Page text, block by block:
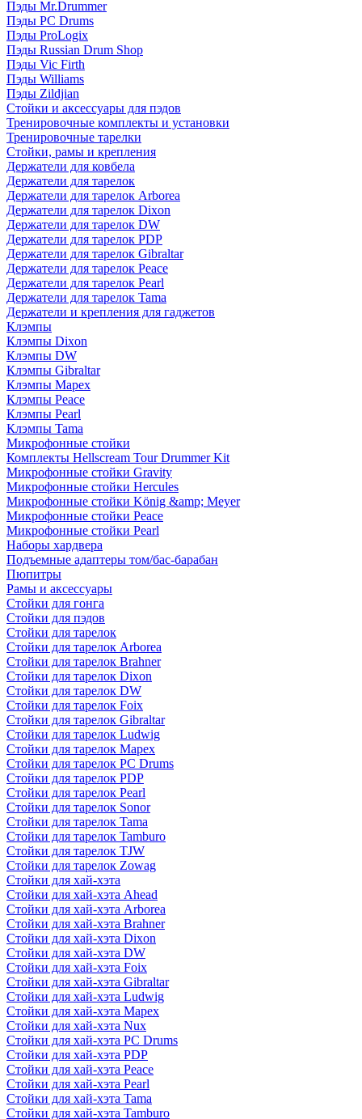
Пэды Mr.Drummer
Пэды PC Drums
Пэды ProLogix
Пэды Russian Drum Shop
Пэды Vic Firth
Пэды Williams
Пэды Zildjian
Стойки и аксессуары для пэдов
Тренировочные комплекты и установки
Тренировочные тарелки
Стойки, рамы и крепления
Держатели для ковбела
Держатели для тарелок
Держатели для тарелок Arborea
Держатели для тарелок Dixon
Держатели для тарелок DW
Держатели для тарелок PDP
Держатели для тарелок Gibraltar
Держатели для тарелок Peace
Держатели для тарелок Pearl
Держатели для тарелок Tama
Держатели и крепления для гаджетов
Клэмпы
Клэмпы Dixon
Клэмпы DW
Клэмпы Gibraltar
Клэмпы Mapex
Клэмпы Peace
Клэмпы Pearl
Клэмпы Tama
Микрофонные стойки
Комплекты Hellscream Tour Drummer Kit
Микрофонные стойки Gravity
Микрофонные стойки Hercules
Микрофонные стойки König &amp; Meyer
Микрофонные стойки Peace
Микрофонные стойки Pearl
Наборы хардвера
Подъемные адаптеры том/бас-барабан
Пюпитры
Рамы и аксессуары
Стойки для гонга
Стойки для пэдов
Стойки для тарелок
Стойки для тарелок Arborea
Стойки для тарелок Brahner
Стойки для тарелок Dixon
Стойки для тарелок DW
Стойки для тарелок Foix
Стойки для тарелок Gibraltar
Стойки для тарелок Ludwig
Стойки для тарелок Mapex
Стойки для тарелок PC Drums
Стойки для тарелок PDP
Стойки для тарелок Pearl
Стойки для тарелок Sonor
Стойки для тарелок Tama
Стойки для тарелок Tamburo
Стойки для тарелок TJW
Стойки для тарелок Zowag
Стойки для хай-хэта
Стойки для хай-хэта Ahead
Стойки для хай-хэта Arborea
Стойки для хай-хэта Brahner
Стойки для хай-хэта Dixon
Стойки для хай-хэта DW
Стойки для хай-хэта Foix
Стойки для хай-хэта Gibraltar
Стойки для хай-хэта Ludwig
Стойки для хай-хэта Mapex
Стойки для хай-хэта Nux
Стойки для хай-хэта PC Drums
Стойки для хай-хэта PDP
Стойки для хай-хэта Peace
Стойки для хай-хэта Pearl
Стойки для хай-хэта Tama
Стойки для хай-хэта Tamburo